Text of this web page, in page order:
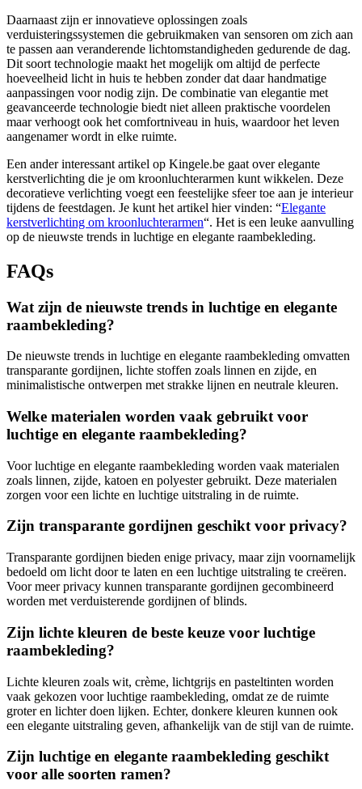
Daarnaast zijn er innovatieve oplossingen zoals
verduisteringssystemen die gebruikmaken van sensoren om zich aan
te passen aan veranderende lichtomstandigheden gedurende de dag.
Dit soort technologie maakt het mogelijk om altijd de perfecte
hoeveelheid licht in huis te hebben zonder dat daar handmatige
aanpassingen voor nodig zijn. De combinatie van elegantie met
geavanceerde technologie biedt niet alleen praktische voordelen
maar verhoogt ook het comfortniveau in huis, waardoor het leven
aangenamer wordt in elke ruimte.
Een ander interessant artikel op Kingele.be gaat over elegante
kerstverlichting die je om kroonluchterarmen kunt wikkelen. Deze
decoratieve verlichting voegt een feestelijke sfeer toe aan je interieur
tijdens de feestdagen. Je kunt het artikel hier vinden: “Elegante
kerstverlichting om kroonluchterarmen“. Het is een leuke aanvulling
op de nieuwste trends in luchtige en elegante raambekleding.
FAQs
Wat zijn de nieuwste trends in luchtige en elegante
raambekleding?
De nieuwste trends in luchtige en elegante raambekleding omvatten
transparante gordijnen, lichte stoffen zoals linnen en zijde, en
minimalistische ontwerpen met strakke lijnen en neutrale kleuren.
Welke materialen worden vaak gebruikt voor
luchtige en elegante raambekleding?
Voor luchtige en elegante raambekleding worden vaak materialen
zoals linnen, zijde, katoen en polyester gebruikt. Deze materialen
zorgen voor een lichte en luchtige uitstraling in de ruimte.
Zijn transparante gordijnen geschikt voor privacy?
Transparante gordijnen bieden enige privacy, maar zijn voornamelijk
bedoeld om licht door te laten en een luchtige uitstraling te creëren.
Voor meer privacy kunnen transparante gordijnen gecombineerd
worden met verduisterende gordijnen of blinds.
Zijn lichte kleuren de beste keuze voor luchtige
raambekleding?
Lichte kleuren zoals wit, crème, lichtgrijs en pasteltinten worden
vaak gekozen voor luchtige raambekleding, omdat ze de ruimte
groter en lichter doen lijken. Echter, donkere kleuren kunnen ook
een elegante uitstraling geven, afhankelijk van de stijl van de ruimte.
Zijn luchtige en elegante raambekleding geschikt
voor alle soorten ramen?